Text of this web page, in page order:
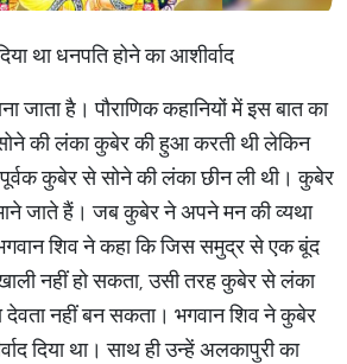
था धनपति होने का आशीर्वाद​
जाता है। पौराणिक कहानियों में इस बात का
की लंका कुबेर की हुआ करती थी लेकिन
कुबेर से सोने की लंका छीन ली थी। कुबेर
जाते हैं। जब कुबेर ने अपने मन की व्यथा
शिव ने कहा कि जिस समुद्र से एक बूंद
नहीं हो सकता, उसी तरह कुबेर से लंका
नहीं बन सकता। भगवान शिव ने कुबेर
दिया था। साथ ही उन्हें अलकापुरी का